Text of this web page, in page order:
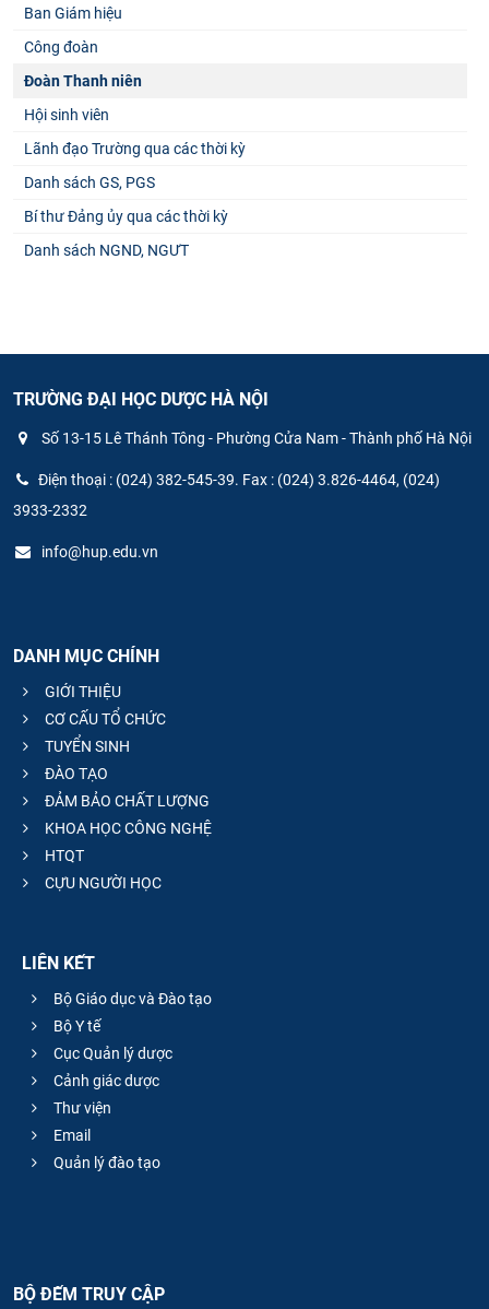
Ban Giám hiệu
Công đoàn
Đoàn Thanh niên
Hội sinh viên
Lãnh đạo Trường qua các thời kỳ
Danh sách GS, PGS
Bí thư Đảng ủy qua các thời kỳ
Danh sách NGND, NGƯT
TRƯỜNG ĐẠI HỌC DƯỢC HÀ NỘI
Số 13-15 Lê Thánh Tông - Phường Cửa Nam - Thành phố Hà Nội
Điện thoại : (024) 382-545-39. Fax : (024) 3.826-4464, (024)
3933-2332
info@hup.edu.vn
DANH MỤC CHÍNH
GIỚI THIỆU
CƠ CẤU TỔ CHỨC
TUYỂN SINH
ĐÀO TẠO
ĐẢM BẢO CHẤT LƯỢNG
KHOA HỌC CÔNG NGHỆ
HTQT
CỰU NGƯỜI HỌC
LIÊN KẾT
Bộ Giáo dục và Đào tạo
Bộ Y tế
Cục Quản lý dược
Cảnh giác dược
Thư viện
Email
Quản lý đào tạo
BỘ ĐẾM TRUY CẬP